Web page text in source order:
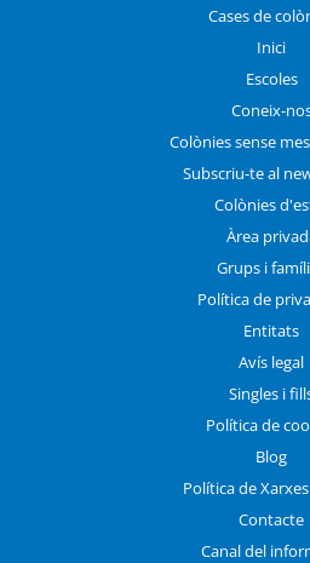
Cases de
Inici
Escoles
Coneix-
Colònies sense
Subscriu-te al
Colònies
Àrea
Grups i
Política de
Entitats
Avís legal
Singles i
Política de
Blog
Política de
Contacte
Canal del